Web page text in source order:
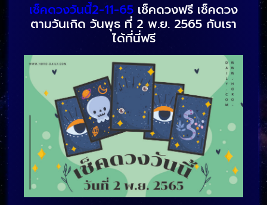
เช็คดวงวันนี้2-11-65 เช็คดวงฟรี เช็คดวง
ตามวันเกิด วันพุธ ที่ 2 พ.ย. 2565 กับเรา
ได้ที่นี่ฟรี